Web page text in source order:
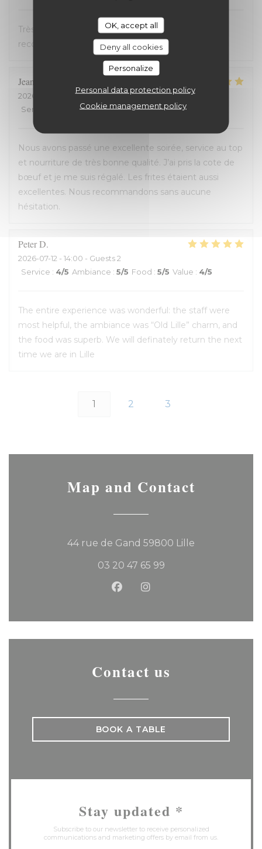
OK, accept all
Deny all cookies
Personalize
Personal data protection policy
Cookie management policy
Très bon accueil et cuisine excellente. On
recommande !
Jean-David
2026-07-13
- 20:30 - Guests 2
Service
Ambiance:5/5 Food:5/5 Value
Nous avons passé une excellente soirée, service au top
et nourriture de très bonne qualité. J’ai pris la cote de
bœuf et je me suis régalé. Les frites étaient aussi
excellentes. Nous recommandons sans aucune
hésitation.
PeterD
2026-07-12 - 14:00 - Guests 2
Service : 4/5 Ambiance : 5/5 Food : 5/5 Value : 4/5
The entire experience was wonderful: the staff were
most helpful, the ambiance was “Old Lille” charm, and
the food was superb. We will definately return the next
time we are in Lille
1 2 3
Map and Contact
44 rue de Gand 59800 Lille
03 20 47 65 99
Facebook ((opens in a
Instagram ((opens in
Contact us
BOOK A TABLE
Stay updated *
Subscribe to our newsletter to receive personalized
communications and marketing offers by email from us.